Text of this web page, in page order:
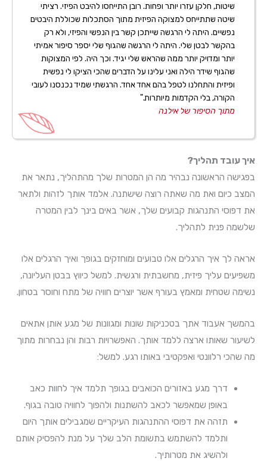
שיטות, חלקן עזרו יותר ופחות. רובן התייחסו להיבט הפיזי. רציתי
שיטה שתתייחס למצוקה הפיזית מתוך הסתכלות שכוללת היבטים
נפשיים. היתה לי הרגשה שייתכן קשר בין הנפשי והפיזי, ולא רק
בהקשר לבטן שלי. היתה לי הרגשה שהגוף שלי יספר סיפור אמיתי
יותר ומדויק יותר ממה שהראש שלי יגיד. וכך היה. לפי המצוקות
שהגוף שידר הילה ואני עלינו על הדברים שהכי הציקו לי נפשית
ופיזית והתחלנו לטפל בהם אחד אחד. הרגשתי שמיד נכנסנו לעובי
הקורה, בלי הקדמות מיותרות."
מתוך הסיפור של אילנה
איך עובד תהליך?
בפגישה הראשונה נבהיר מה הן המטרות שלך מהתהליך, נתאר את
המצב כיום ואת מה שאתה רוצה שישתנה. אלמד אותך לזהות ולתאר
את דפוסי התנהגות קבועים שלך, אשר באים בינך לבין המטרה
שלשמה פנית לתהליך.
אראה לך איך הרגלים אלו טבועים ומוחזקים בגופך ואיך הרגלים אלו
משפיעים עליך פיזית, מחשבתית ורגשית. למשל כיווץ בבטן העליונה,
נשימה שטחית ומאמץ בעורף אשר יוצרים חוויה של מתח וחוסר בטחון.
בהמשך אעבוד אתך בטכניקות שונות ומגוונות של מגע אותן אתאים
לשיעור שאותו ארצה ללמד אותך. האפשרויות רבות והן נבחרות מתוך
מה שהכי רלוונטי ואפקטיבי באותו רגע. למשל:
דרך מגע באזורים הכואבים בגופך תלמד איך לחוות כאב
באופן שמאפשר לכאב להשתנות ולהפוך לחוויה טובה בגוף.
תזהה את דפוסי ההתנהגות העיקריים שמגבילים אותך היום
ותלמד להשתמש בתשומת הלב שלך על מנת להפסיק אותם
ולהשיג את מטרותיך.